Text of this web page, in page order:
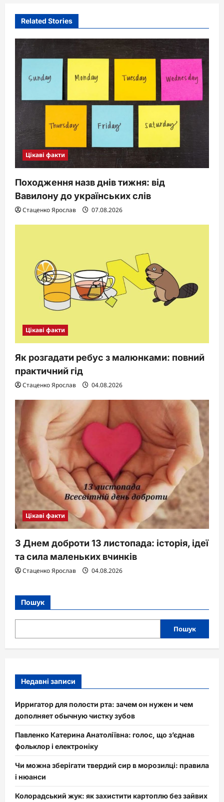
g
a
Related Stories
Цікаві факти
Походження назв днів тижня: від
Вавилону до українських слів
Стаценко Ярослав 07.08.2026
Цікаві факти
Як розгадати ребус з малюнками: повний
практичний гід
Стаценко Ярослав 04.08.2026
Цікаві факти
З Днем доброти 13 листопада: історія, ідеї
та сила маленьких вчинків
Стаценко Ярослав 04.08.2026
Пошук
Пошук
Недавні записи
Ирригатор для полости рта: зачем он нужен и чем
дополняет обычную чистку зубов
Павленко Катерина Анатоліївна: голос, що з’єднав
фольклор і електроніку
Чи можна зберігати твердий сир в морозилці: правила
і нюанси
Колорадський жук: як захистити картоплю без зайвих